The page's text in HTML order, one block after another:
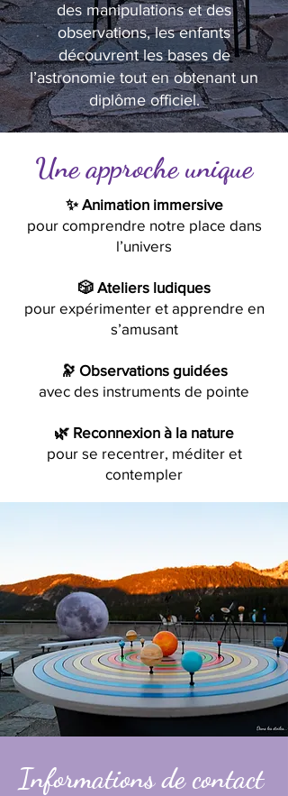
des manipulations et des
observations, les enfants
découvrent les bases de
l’astronomie tout en obtenant un
diplôme officiel.
Une approche unique
✨ Animation immersive
pour comprendre notre place dans
l’univers
🎲 Ateliers ludiques
pour expérimenter et apprendre en
s’amusant
🔭 Observations guidées
avec des instruments de pointe
🌿 Reconnexion à la nature
pour se recentrer, méditer et
contempler
Informations de contact